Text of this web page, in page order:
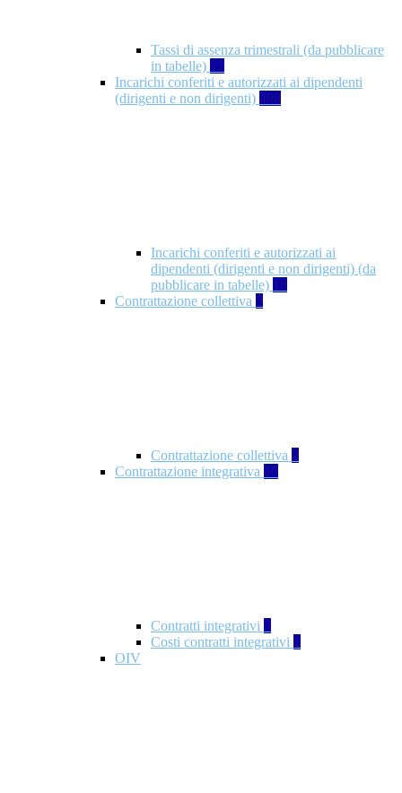
Tassi di assenza trimestrali (da pubblicare
in tabelle) 12
Incarichi conferiti e autorizzati ai dipendenti
(dirigenti e non dirigenti) 490
Incarichi conferiti e autorizzati ai
dipendenti (dirigenti e non dirigenti) (da
pubblicare in tabelle) 18
Contrattazione collettiva 2
Contrattazione collettiva 2
Contrattazione integrativa 10
Contratti integrativi 3
Costi contratti integrativi 1
OIV